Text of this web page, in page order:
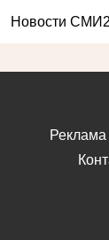
Новости СМИ2
Реклама